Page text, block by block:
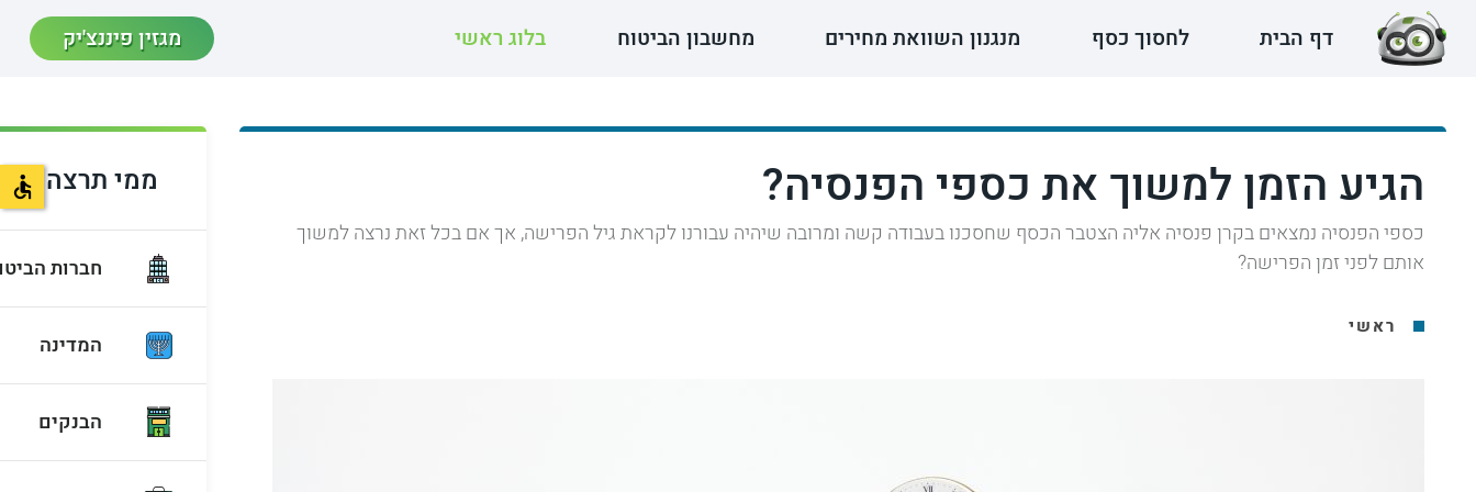
דף הבית לחסוך כסף מנגנון השוואת מחירים מחשבון הביטוח בלוג ראשי מגזין פיננצ'יק
הגיע הזמן למשוך את כספי הפנסיה?
כספי הפנסיה נמצאים בקרן פנסיה אליה הצטבר הכסף שחסכנו בעבודה קשה ומרובה שיהיה עבורנו לקראת גיל הפרישה, אך אם בכל זאת נרצה למשוך
אותם לפני זמן הפרישה?
ראשי
ממי תרצה
חברות
המדינה
הבנקים